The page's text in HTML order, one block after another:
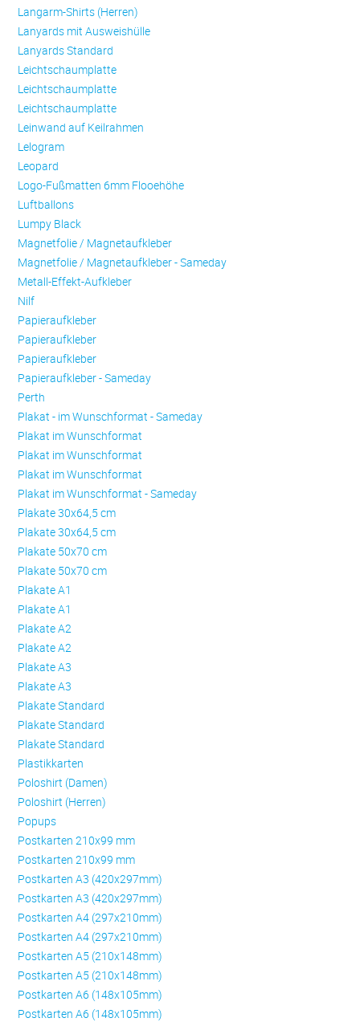
Langarm-Shirts (Herren)
Lanyards mit Ausweishülle
Lanyards Standard
Leichtschaumplatte
Leichtschaumplatte
Leichtschaumplatte
Leinwand auf Keilrahmen
Lelogram
Leopard
Logo-Fußmatten 6mm Flooehöhe
Luftballons
Lumpy Black
Magnetfolie / Magnetaufkleber
Magnetfolie / Magnetaufkleber - Sameday
Metall-Effekt-Aufkleber
Nilf
Papieraufkleber
Papieraufkleber
Papieraufkleber
Papieraufkleber - Sameday
Perth
Plakat - im Wunschformat - Sameday
Plakat im Wunschformat
Plakat im Wunschformat
Plakat im Wunschformat
Plakat im Wunschformat - Sameday
Plakate 30x64,5 cm
Plakate 30x64,5 cm
Plakate 50x70 cm
Plakate 50x70 cm
Plakate A1
Plakate A1
Plakate A2
Plakate A2
Plakate A3
Plakate A3
Plakate Standard
Plakate Standard
Plakate Standard
Plastikkarten
Poloshirt (Damen)
Poloshirt (Herren)
Popups
Postkarten 210x99 mm
Postkarten 210x99 mm
Postkarten A3 (420x297mm)
Postkarten A3 (420x297mm)
Postkarten A4 (297x210mm)
Postkarten A4 (297x210mm)
Postkarten A5 (210x148mm)
Postkarten A5 (210x148mm)
Postkarten A6 (148x105mm)
Postkarten A6 (148x105mm)